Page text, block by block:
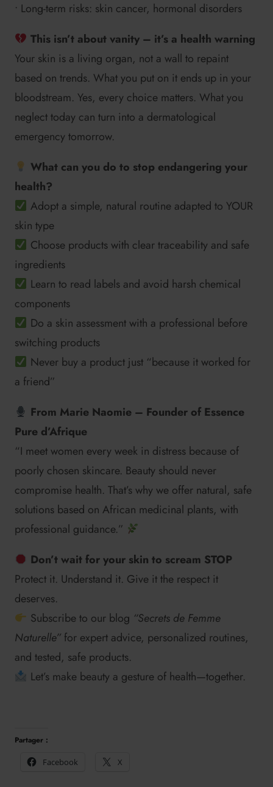
• Long-term risks: skin cancer, hormonal disorders
This isn’t about vanity – it’s a health warning
Your skin is a living organ, not a wall to repaint
based on trends. What you put on it ends up in your
bloodstream. Yes, every choice matters. What you
neglect today can turn into a dermatological
emergency tomorrow.
What can you do to stop endangering your
health?
Adopt a simple, natural routine adapted to YOUR
skin type
Choose products with clear traceability and safe
ingredients
Learn to read labels and avoid harsh chemical
components
Do a skin assessment with a professional before
switching products
Never buy a product just “because it worked for
a friend”
From Marie Naomie – Founder of Essence
Pure d’Afrique
“I meet women every week in distress because of
poorly chosen skincare. Beauty should never
compromise health. That’s why we offer natural, safe
solutions based on African medicinal plants, with
professional guidance.”
Don’t wait for your skin to scream STOP
Protect it. Understand it. Give it the respect it
deserves.
Subscribe to our blog “Secrets de Femme
Naturelle” for expert advice, personalized routines,
and tested, safe products.
Let’s make beauty a gesture of health—together.
Partager :
Facebook
X